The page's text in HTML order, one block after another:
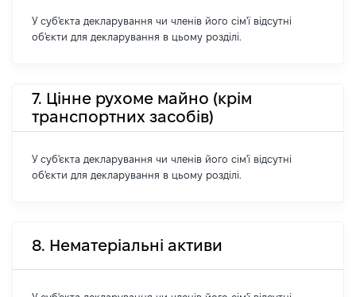
У суб'єкта декларування чи членів його сім'ї відсутні
об'єкти для декларування в цьому розділі.
7. Цінне рухоме майно (крім
транспортних засобів)
У суб'єкта декларування чи членів його сім'ї відсутні
об'єкти для декларування в цьому розділі.
8. Нематеріальні активи